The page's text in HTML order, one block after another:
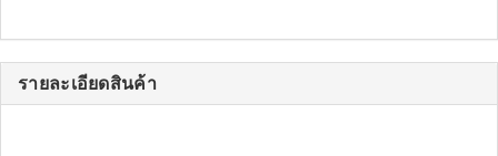
รายละเอียดสินค้า